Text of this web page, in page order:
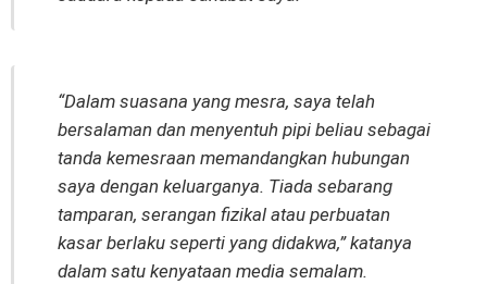
“Dalam suasana yang mesra, saya telah
bersalaman dan menyentuh pipi beliau sebagai
tanda kemesraan memandangkan hubungan
saya dengan keluarganya. Tiada sebarang
tamparan, serangan fizikal atau perbuatan
kasar berlaku seperti yang didakwa,” katanya
dalam satu kenyataan media semalam.